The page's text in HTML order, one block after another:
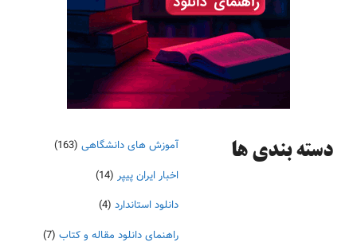
دسته‌ بندی ها آموزش های دانشگاهی (163)
اخبار ایران پیپر (14)
دانلود استاندارد (4)
راهنمای دانلود مقاله و کتاب (7)